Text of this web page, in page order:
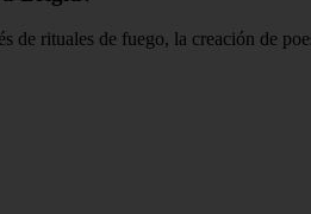
de rituales de fuego, la creación de